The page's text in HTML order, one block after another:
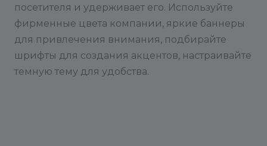
посетителя и удерживает его. Используйте
фирменные цвета компании, яркие баннеры
для привлечения внимания, подбирайте
шрифты для создания акцентов, настраивайте
темную тему для удобства.